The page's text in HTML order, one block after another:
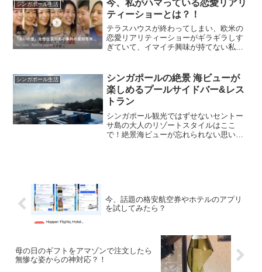
シンガポール生活
今、私がハマっている恋愛リアリ
ティーショーとは？！
テラスハウスが終わってしまい、欧米の
恋愛リアリティーショーがギラギラしす
ぎていて、イマイチ興味が持てない私が
VillageIndian Matchmaking両方とも...
シンガポール生活
シンガポールの絶景 海ビューが
楽しめるプールサイドバー&レス
トラン
シンガポール観光ではずせないセントー
サ島の大人のリゾートスタイルはここ
で！絶景海ビューが忘れられない思い出
今、話題の格安航空券やホテルのアプリ
を試してみたら？
母の日のギフトをアマゾンで注文したら
無惨な姿からの神対応？！